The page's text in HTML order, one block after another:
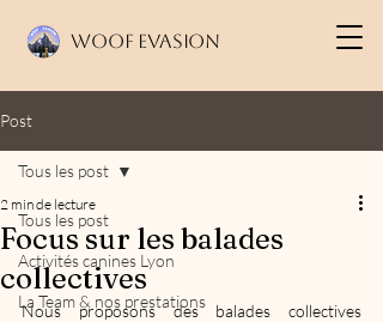
Woof Evasion
Post
Tous les post
Activités canines Lyon
La Team & nos prestations
Tous les post
Focus sur les balades
collectives
2 min de lecture
Nous proposons des balades collectives